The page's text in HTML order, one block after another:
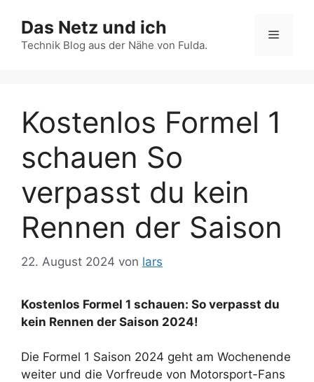
Inhalt
springen
Das Netz und ich
Technik Blog aus der Nähe von Fulda.
Menü
Kostenlos Formel 1
schauen So
verpasst du kein
Rennen der Saison
22. August 2024 von lars
Kostenlos Formel 1 schauen: So verpasst du
kein Rennen der Saison 2024!
Die Formel 1 Saison 2024 geht am Wochenende
weiter und die Vorfreude von Motorsport-Fans